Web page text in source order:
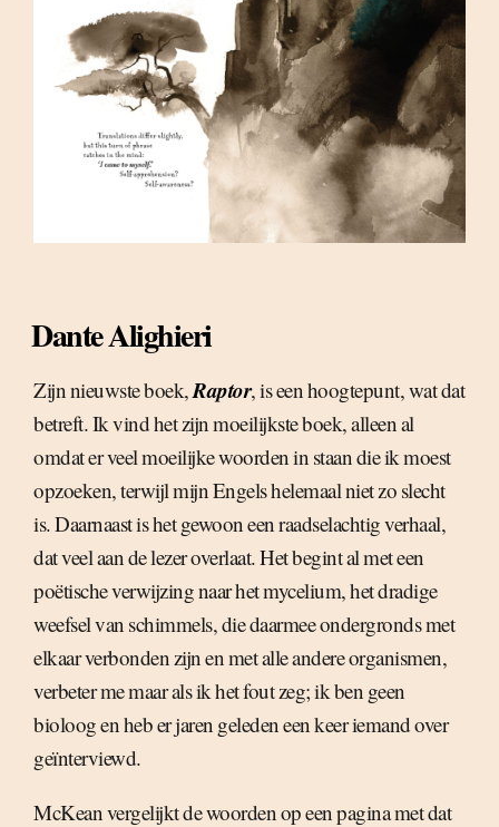
Dante Alighieri
Zijn nieuwste boek,Raptor, is een hoogtepunt, wat dat
betreft. Ik vind het zijn moeilijkste boek, alleen al
omdat er veel moeilijke woorden in staan die ik moest
opzoeken, terwijl mijn Engels helemaal niet zo slecht
is. Daarnaast is het gewoon een raadselachtig verhaal,
dat veel aan de lezer overlaat. Het begint al met een
poëtische verwijzing naar het mycelium, het dradige
weefsel van schimmels, die daarmee ondergronds met
elkaar verbonden zijn en met alle andere organismen,
verbeter me maar als ik het fout zeg; ik ben geen
bioloog en heb er jaren geleden een keer iemand over
geïnterviewd.
McKean vergelijkt de woorden op een pagina met dat